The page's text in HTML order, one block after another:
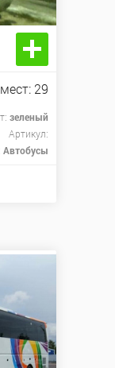
29
зеленый
Артикул:
Автобусы
прокат